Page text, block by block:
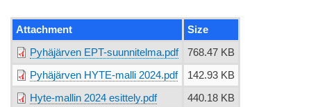
Attachment Size
Pyhäjärven EPT-suunnitelma.pdf 768.47 KB
Pyhäjärven HYTE-malli 2024.pdf 142.93 KB
Hyte-mallin 2024 esittely.pdf 440.18 KB